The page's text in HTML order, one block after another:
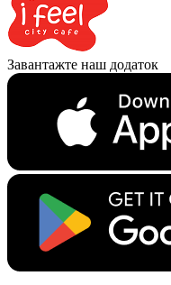
Завантажте наш додаток